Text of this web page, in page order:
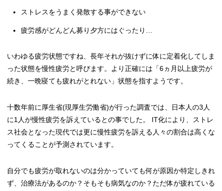
ストレスをうまく発散する事ができない
疲労感がどんどん募り夕方にはぐったり…
いわゆる疲労状態ですね、長年それが抜けずに体に定着化してしま
った状態を慢性疲労と呼びます。より正確には「6ヵ月以上疲労が
続き、一晩寝ても疲れがとれない」状態を指すようです。
十数年前に厚生省(現厚生労働省)が行った調査では、日本人の3人
に1人が慢性疲労を訴えているとの事でした。 IT化により、ストレ
ス社会となった現代では更に慢性疲労を訴える人々の割合は高くな
ってくることが予測されています。
自分でも疲労が取れないのは分かっていても何が原因か特定しきれ
ず、治療法があるのか？そもそも病気なのか？ただ体が疲れている